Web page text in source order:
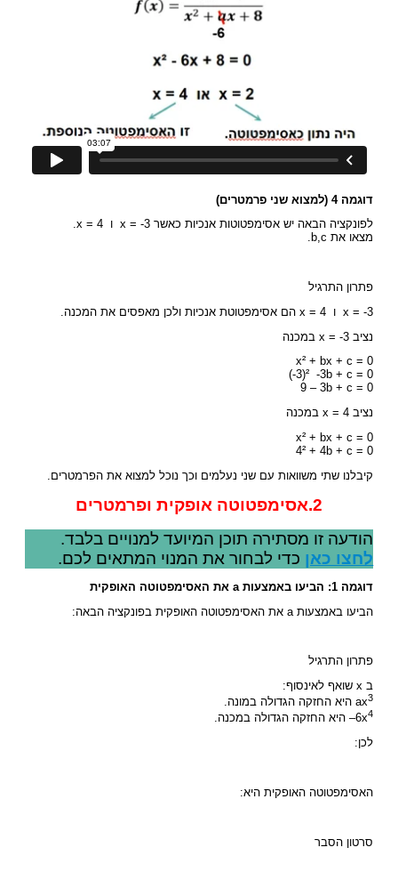
דוגמה 4 (למצוא שני פרמטרים)
לפונקציה הבאה יש אסימפטוטות אנכיות כאשר x = -3 ו x = 4.
מצאו את b,c.
פתרון התרגיל
x = -3 ו x = 4 הם אסימפטוטת אנכיות ולכן מאפסים את המכנה.
נציב x = -3 במכנה
x² + bx + c = 0
(-3)² -3b + c = 0
9 – 3b + c = 0
נציב x = 4 במכנה
x² + bx + c = 0
4² + 4b + c = 0
קיבלנו שתי משוואות עם שני נעלמים וכך נוכל למצוא את הפרמטרים.
2.אסימפטוטה אופקית ופרמטרים
הודעה זו מסתירה תוכן המיועד למנויים בלבד.
לחצו כאן כדי לבחור את המנוי המתאים לכם.
דוגמה 1: הביעו באמצעות a את האסימפטוטה האופקית
הביעו באמצעות a את האסימפטוטה האופקית בפונקציה הבאה:
פתרון התרגיל
ב x שואף לאינסוף:
ax3
היא החזקה הגדולה במונה.
6x4
– היא החזקה הגדולה במכנה.
לכן:
האסימפטוטה האופקית היא:
סרטון הסבר